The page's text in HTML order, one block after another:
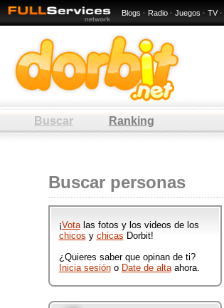
Blogs · Radio · Juegos · TV ·
: 10 / 80
que participan en Dorbit
publicando ftos y videos
divertidos.
Buscar Ranking
Buscar personas
¡Votalas fotos y los videos de los
chicos y chicas Dorbit!
¿Quieres saber que opinan de ti?
Inicia sesióno Date de altaahora.